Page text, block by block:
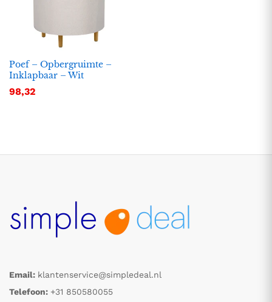
Poef – Opbergruimte –
Inklapbaar – Wit
98,32
Email: klantenservice@simpledeal.nl
Telefoon: +31 850580055